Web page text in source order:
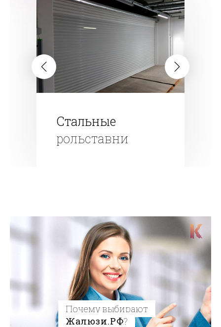
Стальные
рольставни
Почему выбирают
Жалюзи.РФ?